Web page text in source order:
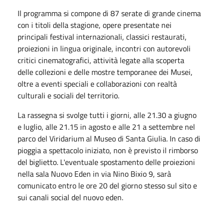
Il programma si compone di 87 serate di grande cinema
con i titoli della stagione, opere presentate nei
principali festival internazionali, classici restaurati,
proiezioni in lingua originale, incontri con autorevoli
critici cinematografici, attività legate alla scoperta
delle collezioni e delle mostre temporanee dei Musei,
oltre a eventi speciali e collaborazioni con realtà
culturali e sociali del territorio.
La rassegna si svolge tutti i giorni, alle 21.30 a giugno
e luglio, alle 21.15 in agosto e alle 21 a settembre nel
parco del Viridarium al Museo di Santa Giulia. In caso di
pioggia a spettacolo iniziato, non è previsto il rimborso
del biglietto. L'eventuale spostamento delle proiezioni
nella sala Nuovo Eden in via Nino Bixio 9, sarà
comunicato entro le ore 20 del giorno stesso sul sito e
sui canali social del nuovo eden.